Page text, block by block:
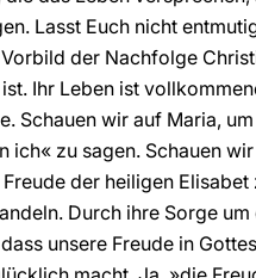
Lasst Euch nicht
der Nachfolge
Ihr Leben ist
Schauen wir auf Maria,
ich« zu sagen. Schauen
der heiligen Elisabet
Durch ihre Sorge um
unsere Freude in